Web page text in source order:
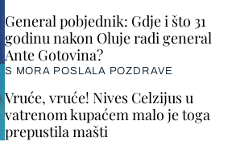
General pobjednik: Gdje i što 31
godinu nakon Oluje radi general
Ante Gotovina?
S MORA POSLALA POZDRAVE
Vruće, vruće! Nives Celzijus u
vatrenom kupaćem malo je toga
prepustila mašti